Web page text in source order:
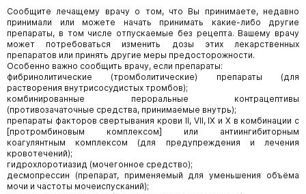
Сообщите лечащему врачу о том, что Вы принимаете, недавно
принимали или можете начать принимать какие-либо другие
препараты, в том числе отпускаемые без рецепта. Вашему врачу
может потребоваться изменить дозы этих лекарственных
препаратов или принять другие меры предосторожности.
Особенно важно сообщить врачу, если препараты:
фибринолитические (тромболитические) препараты (для
растворения внутрисосудистых тромбов);
комбинированные пероральные контрацептивы
(противозачаточные средства, принимаемые внутрь);
препараты факторов свертывания крови II, VII, IX и X в комбинации с
[протромбиновым комплексом] или антиингибиторным
коагулянтным комплексом (для предупреждения и лечения
кровотечений);
гидрохлоротиазид (мочегонное средство);
десмопрессин (препарат, применяемый для уменьшения объёма
мочи и частоты мочеиспусканий);